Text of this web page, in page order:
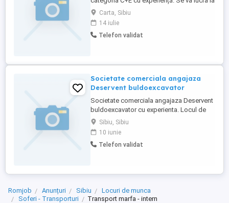
Prelata, curse doar în țară. Se lucrează de
luni pana vineri. Toate weekendurile sunt
libere. Salar 8000 - 8500 lei Telefon
Carta, Sibiu
14 iulie
Telefon validat
Societate comerciala angajaza
Deservent buldoexcavator
Societate comerciala angajaza Deservent
buldoexcavator cu experienta. Locul de
munca se afla in zona Sibiu, judetul Sibiu.
Detalii la telefon
Sibiu, Sibiu
10 iunie
Telefon validat
Romjob Anunțuri Sibiu
Locuri de munca
Soferi - Transporturi
Transport marfa - intern